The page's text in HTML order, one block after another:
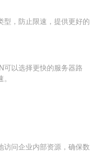
型，防止限速，提供更好的
可以选择更快的服务器路
访问企业内部资源，确保数